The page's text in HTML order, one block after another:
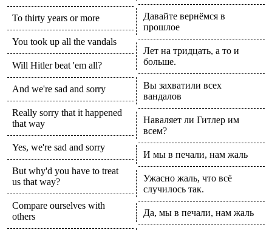
To thirty years or more
You took up all the vandals
Will Hitler beat 'em all?
And we're sad and sorry
Really sorry that it happened
that way
Yes, we're sad and sorry
But why'd you have to treat
us that way?
Compare ourselves with
others
Давайте вернёмся в
прошлое
Лет на тридцать, а то и
больше.
Вы захватили всех
вандалов
Наваляет ли Гитлер им
всем?
И мы в печали, нам жаль
Ужасно жаль, что всё
случилось так.
Да, мы в печали, нам жаль